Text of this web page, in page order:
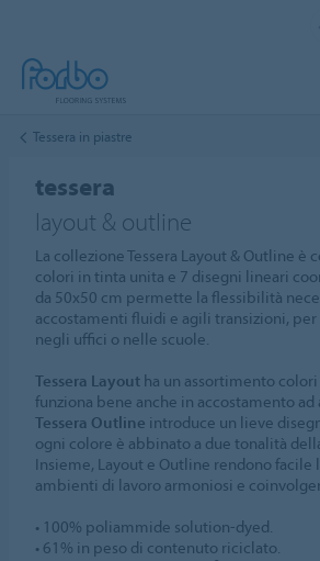
Tessera in piastre
tessera
layout & outline
La collezione Tessera Layout & Outline è
colori in tinta unita e 7 disegni lineari
da 50x50 cm permette la flessibilità
accostamenti fluidi e agili transizioni,
negli uffici o nelle scuole.
Tessera Layout ha un assortimento
funziona bene anche in accostamento
Tessera Outline introduce un lieve
ogni colore è abbinato a due tonalità
Insieme, Layout e Outline rendono facile
ambienti di lavoro armoniosi e
• 100% poliammide solution-dyed.
• 61% in peso di contenuto riciclato.